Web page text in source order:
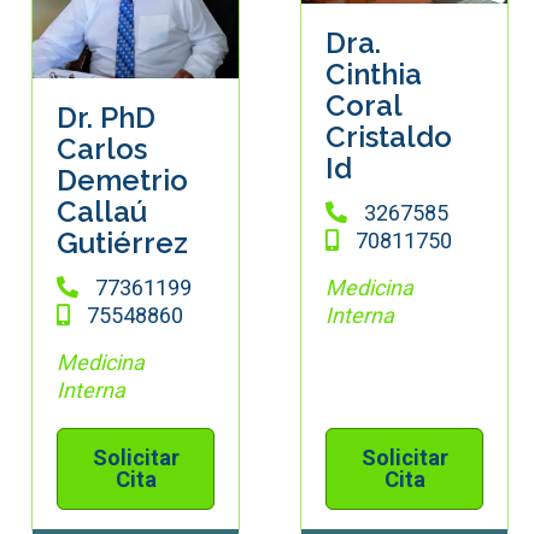
Dr. PhD
Carlos
Demetrio
Callaú
Gutiérrez
77361199
75548860
Medicina
Interna
Solicitar
Cita
Dra.
Cinthia
Coral
Cristaldo
Id
3267585
70811750
Medicina
Interna
Solicitar
Cita